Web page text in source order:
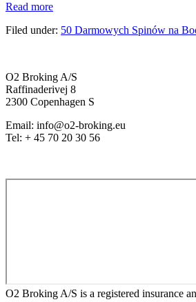
Read more
Filed under: 50 Darmowych Spinów na
O2 Broking A/S
Raffinaderivej 8
2300 Copenhagen S
Email: info@o2-broking.eu
Tel: + 45 70 20 30 56
O2 Broking A/S is a registered insurance